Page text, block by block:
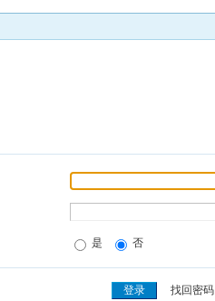
是 否
找回密码